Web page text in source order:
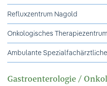
Refluxzentrum Nagold
Onkologisches Therapiezentrum
Ambulante
Gastroenterologie /